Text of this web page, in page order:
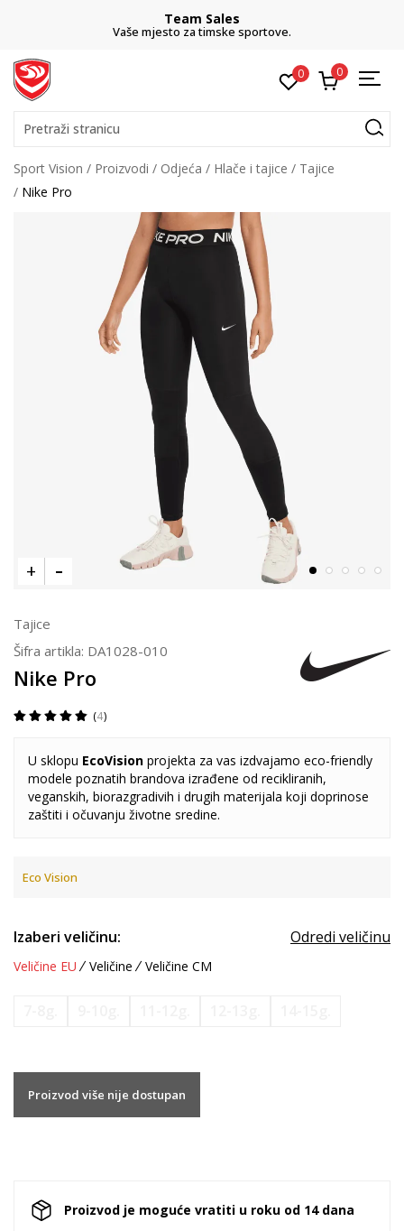
Team Sales
Vaše mjesto za timske sportove.
0 0
Pretraži stranicu
Sport Vision Proizvodi Odjeća Hlače i tajice
Tajice
Nike Pro
Tajice
Šifra artikla: DA1028-010
Nike Pro
4
U sklopu EcoVision projekta za vas izdvajamo eco-friendly
modele poznatih brandova izrađene od recikliranih,
veganskih, biorazgradivih i drugih materijala koji doprinose
zaštiti i očuvanju životne sredine.
Eco Vision
Izaberi veličinu: Odredi veličinu
Veličine EU Veličine Veličine CM
Proizvod više nije dostupan
Proizvod je moguće vratiti u roku od 14 dana